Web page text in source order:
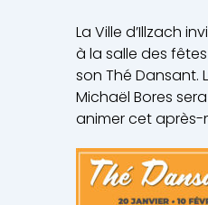
La Ville d’Illzach
à la salle des
son Thé Dansant.
Michaël Bores
animer cet après-